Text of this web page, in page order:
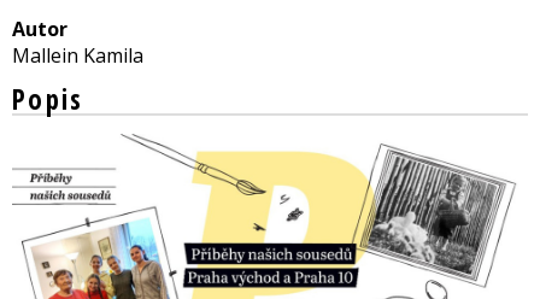
Autor
Mallein Kamila
Popis